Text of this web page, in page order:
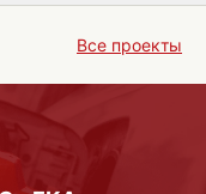
Все проекты